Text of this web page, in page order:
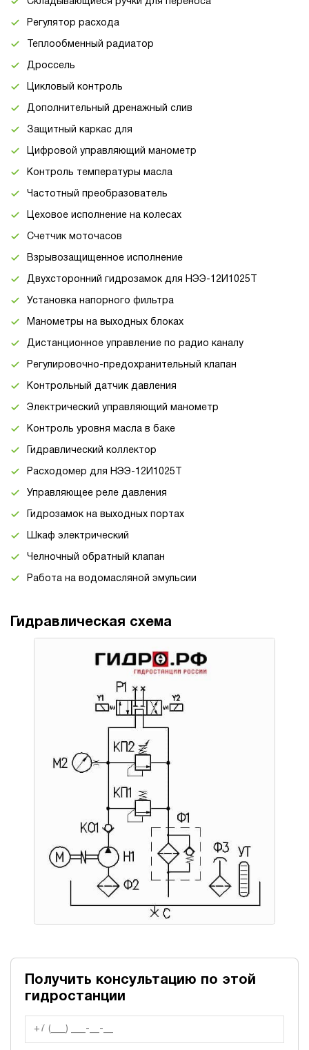
Регулятор расхода
Теплообменный радиатор
Дроссель
Цикловый контроль
Дополнительный дренажный слив
Защитный каркас для
Цифровой управляющий манометр
Контроль температуры масла
Частотный преобразователь
Цеховое исполнение на колесах
Счетчик моточасов
Взрывозащищенное исполнение
Двухсторонний гидрозамок для НЭЭ-12И1025Т
Установка напорного фильтра
Манометры на выходных блоках
Дистанционное управление по радио каналу
Регулировочно-предохранительный клапан
Контрольный датчик давления
Электрический управляющий манометр
Контроль уровня масла в баке
Гидравлический коллектор
Расходомер для НЭЭ-12И1025Т
Управляющее реле давления
Гидрозамок на выходных портах
Шкаф электрический
Челночный обратный клапан
Работа на водомасляной эмульсии
Гидравлическая схема
Получить консультацию по этой
гидростанции